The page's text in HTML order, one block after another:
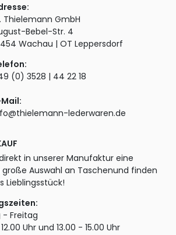
GmbH
Bebel-Str. 4
Wachau | OT Leppersdorf
3528 | 44 22 18
lederwaren.de
in unserer Manufaktur eine
Auswahl an Taschenund finden
Lieblingsstück!
Freitag
Uhr und 13.00 - 15.00 Uhr